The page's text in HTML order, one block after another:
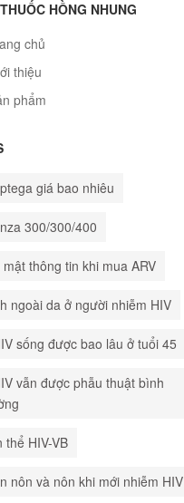
HỒNG NHUNG
chủ
thiệu
phẩm
giá bao nhiêu
300/300/400
thông tin khi mua ARV
ngoài da ở người nhiễm HIV
sống được bao lâu ở tuổi 45
vẫn được phẫu thuật bình
thể HIV-VB
nôn và nôn khi mới nhiễm HIV